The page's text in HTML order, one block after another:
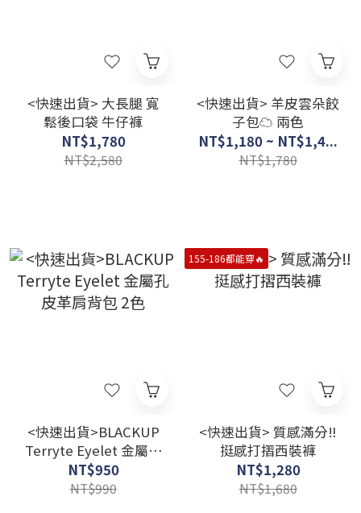
<快速出貨> 大長腿 寬
鬆後口袋 牛仔褲
NT$1,780
NT$2,580
<快速出貨> 羊皮雲朵餃
子包☁️ 兩色
NT$1,180 ~ NT$1,4...
NT$1,780
<快速出貨>BLACKUP
Terryte Eyelet 金屬孔
皮革肩背包 2色
NT$950
NT$990
155-186都能穿🔥
<快速出貨> 質感滿分‼️
挺感打摺西裝褲
NT$1,280
NT$1,680